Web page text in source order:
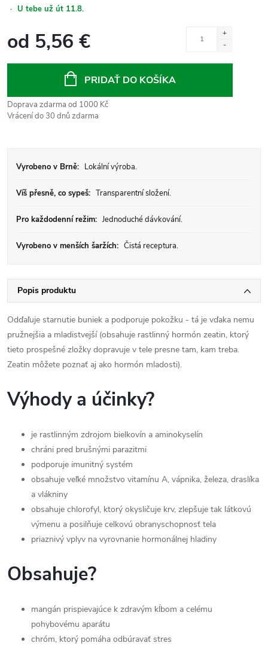
· U tebe už út 11.8.
od 5,56 €
PRIDAŤ DO KOŠÍKA
Doprava zdarma od 1000 Kč
Vrácení do 30 dnů zdarma
Vyrobeno v Brně: Lokální výroba.
Víš přesně, co sypeš: Transparentní složení.
Pro každodenní režim: Jednoduché dávkování.
Vyrobeno v menších šaržích: Čistá receptura.
Popis produktu
Odďaľuje starnutie buniek a podporuje pokožku - tá je vďaka nemu
pružnejšia a mladistvejší (obsahuje rastlinný hormón zeatin, ktorý
tieto prospešné zložky dopravuje v tele presne tam, kam treba.
Zeatin môžete poznať aj ako hormón mladosti).
Výhody a účinky?
je rastlinným zdrojom bielkovín a aminokyselín
chráni pred brušnými parazitmi
podporuje imunitný systém
obsahuje veľké množstvo vitamínu A, vápnika, železa, draslíka
a vlákniny
obsahuje chlorofyl, ktorý okysličuje krv, zlepšuje tak látkovú
výmenu a posilňuje celkovú obranyschopnosť tela
priaznivý vplyv na vyrovnanie hormonálnej hladiny
Obsahuje?
mangán prispievajúce k zdravým kĺbom a celému
pohybovému aparátu
chróm, ktorý pomáha odbúravať stres